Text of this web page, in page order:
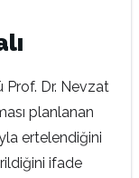
Prof. Dr. Nevzat
planlanan
ertelendiğini
ifade